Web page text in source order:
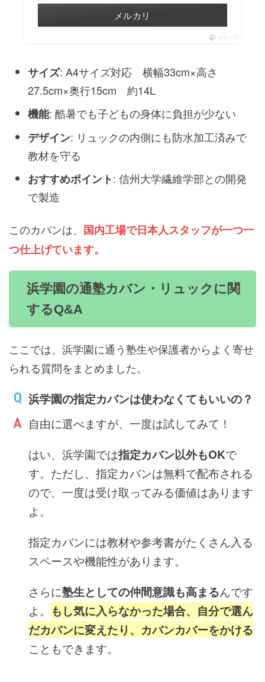
メルカリ
ポチップ
サイズ: A4サイズ対応 横幅33cm×高さ
27.5cm×奥行15cm 約14L
機能: 酷暑でも子どもの身体に負担が少ない
デザイン: リュックの内側にも防水加工済みで
教材を守る
おすすめポイント: 信州大学繊維学部との開発
で製造
このカバンは、 国内工場で日本人スタッフが一つ一
つ仕上げています。
浜学園の通塾カバン・リュックに関
するQ&A
ここでは、浜学園に通う塾生や保護者からよく寄せ
られる質問をまとめました。
浜学園の指定カバンは使わなくてもいいの？
自由に選べますが、一度は試してみて！
はい、浜学園では指定カバン以外もOKで
す。ただし、指定カバンは無料で配布される
ので、一度は受け取ってみる価値はあります
よ。
指定カバンには教材や参考書がたくさん入る
スペースや機能性があります。
さらに塾生としての仲間意識も高まるんです
よ。 もし気に入らなかった場合、自分で選ん
だカバンに変えたり、カバンカバーをかける
こともできます。